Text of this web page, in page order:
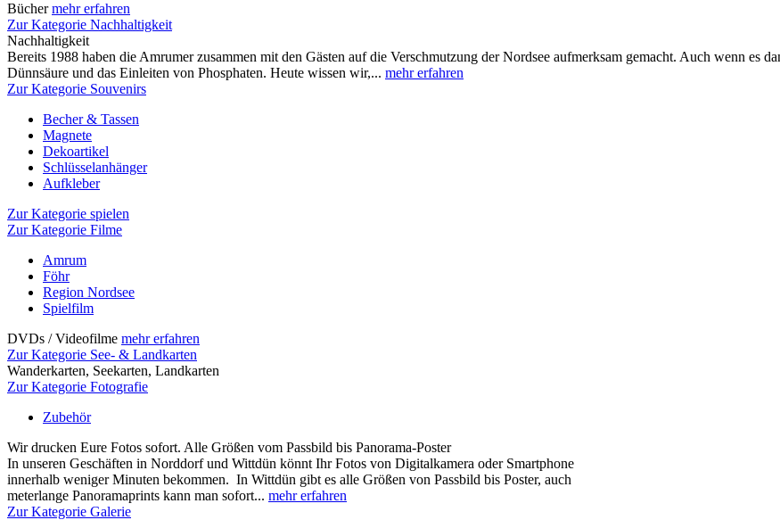
Büchermehr erfahren
Zur Kategorie Nachhaltigkeit
Nachhaltigkeit
Bereits 1988 haben die Amrumer zusammen mit den Gästen auf die Verschmutzung der Nordsee aufmerksam gemacht. Auch wenn es
Dünnsäure und das Einleiten von Phosphaten. Heute wissen wir,... mehr erfahren
Zur Kategorie Souvenirs
Becher & Tassen
Magnete
Dekoartikel
Schlüsselanhänger
Aufkleber
Zur Kategorie spielen
Zur Kategorie Filme
Amrum
Föhr
Region Nordsee
Spielfilm
DVDs / Videofilme mehr erfahren
Zur Kategorie See- & Landkarten
Wanderkarten, Seekarten, Landkarten
Zur Kategorie Fotografie
Zubehör
Wir drucken Eure Fotos sofort. Alle Größen vom Passbild bis Panorama-Poster
In unseren Geschäften in Norddorf und Wittdün könnt Ihr Fotos von Digitalkamera oder Smartphone
innerhalb weniger Minuten bekommen. In Wittdün gibt es alle Größen von Passbild bis Poster, auch
meterlange Panoramaprints kann man sofort... mehr erfahren
Zur Kategorie Galerie